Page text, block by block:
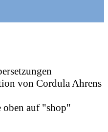
von Cordula Ahrens
auf "shop"